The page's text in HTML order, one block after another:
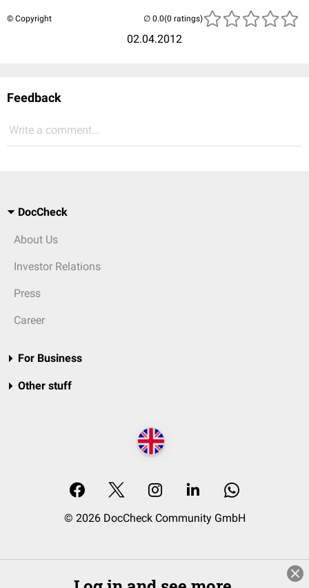
© Copyright
02.04.2012
(0 ratings)
Feedback
Write a comment...
DocCheck
About Us
Investor Relations
Press
Career
For Business
Other stuff
© 2026 DocCheck Community GmbH